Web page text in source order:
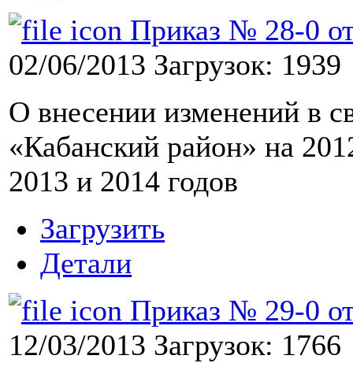
Приказ № 28-0
02/06/2013 Загрузок: 1939
О внесении изменений в
«Кабанский район» на
2013 и 2014 годов
Загрузить
Детали
Приказ № 29-0
12/03/2013 Загрузок: 1766